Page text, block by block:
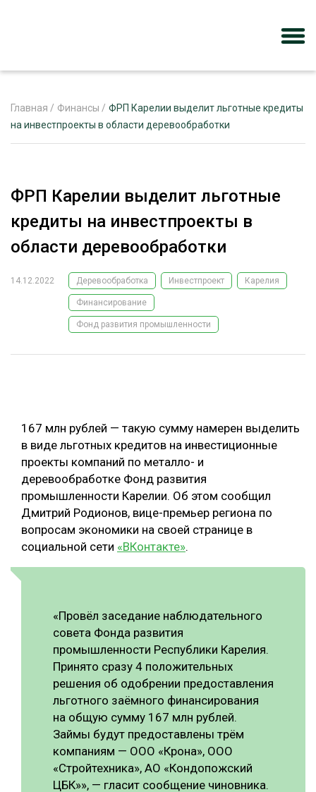
РЕКЛАМОДАТЕЛЯМ
ЛЕСНОЕ ХОЗЯЙСТВО
ЛЕСОЗАГОТОВКА
ОБРАБОТКА ДРЕВЕСИНЫ
ПРОИЗВОДСТВО ДРЕВЕСНЫХ ПЛИТ
ЦБП
КОМПЛЕКСНАЯ ПЕРЕРАБОТКА
ЛЕСОПИЛЕНИЕ
СОРТИРОВКА ДРЕВЕСИНЫ
СУШКА ДРЕВЕСИНЫ
МЕБЕЛЬНОЕ ПРОИЗВОДСТВО
ПОДБОРКИ СТАТЕЙ
ЭКСПЕРТНОЕ МНЕНИЕ
Главная / Финансы / ФРП Карелии выделит льготные кредиты
на инвестпроекты в области деревообработки
ФРП Карелии выделит льготные
кредиты на инвестпроекты в
области деревообработки
14.12.2022 Деревообработка Инвестпроект Карелия
Финансирование
Фонд развития промышленности
167 млн рублей — такую сумму намерен выделить
в виде льготных кредитов на инвестиционные
проекты компаний по металло- и
деревообработке Фонд развития
промышленности Карелии. Об этом сообщил
Дмитрий Родионов, вице-премьер региона по
вопросам экономики на своей странице в
социальной сети «ВКонтакте».
«Провёл заседание наблюдательного
совета Фонда развития
промышленности Республики Карелия.
Принято сразу 4 положительных
решения об одобрении предоставления
льготного заёмного финансирования
на общую сумму 167 млн рублей.
Займы будут предоставлены трём
компаниям — ООО «Крона», ООО
«Стройтехника», АО «Кондопожский
ЦБК»», — гласит сообщение чиновника.